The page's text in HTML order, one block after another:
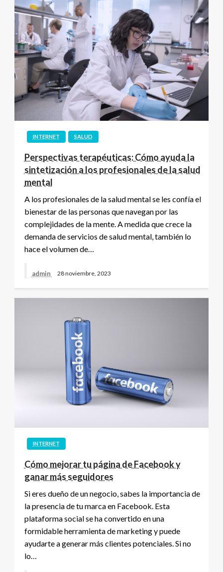
INTERNET SALUD
Perspectivas terapéuticas: Cómo ayuda la
sintetización a los profesionales de la salud
mental
A los profesionales de la salud mental se les confía el
bienestar de las personas que navegan por las
complejidades de la mente. A medida que crece la
demanda de servicios de salud mental, también lo
hace el volumen de…
admin 28 noviembre, 2023
INTERNET
Cómo mejorar tu página de Facebook y
ganar más seguidores
Si eres dueño de un negocio, sabes la importancia de
la presencia de tu marca en Facebook. Esta
plataforma social se ha convertido en una
formidable herramienta de marketing y puede
ayudarte a generar más clientes potenciales. Si no
lo…